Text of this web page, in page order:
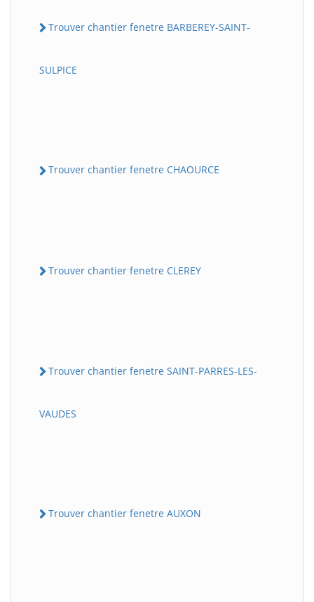
Trouver chantier fenetre BARBEREY-SAINT-
SULPICE
Trouver chantier fenetre CHAOURCE
Trouver chantier fenetre CLEREY
Trouver chantier fenetre SAINT-PARRES-LES-
VAUDES
Trouver chantier fenetre AUXON